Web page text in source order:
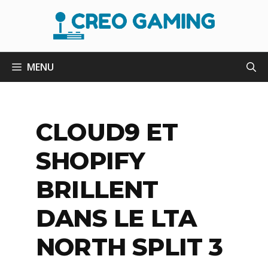
MENU
CLOUD9 ET
SHOPIFY
BRILLENT
DANS LE LTA
NORTH SPLIT 3